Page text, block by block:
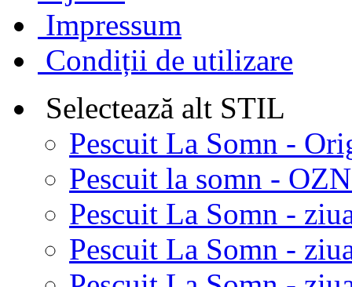
Impressum
Condiții de utilizare
Selectează alt STIL
Pescuit La Somn -
Pescuit la somn -
Pescuit La Somn -
Pescuit La Somn -